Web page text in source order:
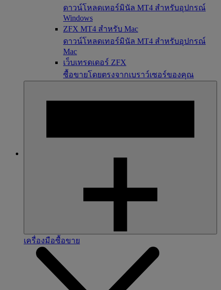
ดาวน์โหลดเทอร์มินัล MT4 สำหรับอุปกรณ์
Windows
ZFX MT4 สำหรับ Mac
ดาวน์โหลดเทอร์มินัล MT4 สำหรับอุปกรณ์
Mac
เว็บเทรดเดอร์ ZFX
ซื้อขายโดยตรงจากเบราว์เซอร์ของคุณ
เครื่องมือซื้อขาย